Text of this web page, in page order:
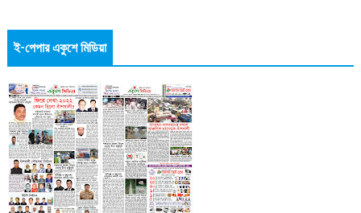
ই-পেপার একুশে মিডিয়া